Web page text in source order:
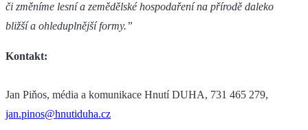
či změníme lesní a zemědělské hospodaření na přírodě daleko
bližší a ohleduplnější formy.”
Kontakt:
Jan Piňos, média a komunikace Hnutí DUHA, 731 465 279,
jan.pinos@hnutiduha.cz